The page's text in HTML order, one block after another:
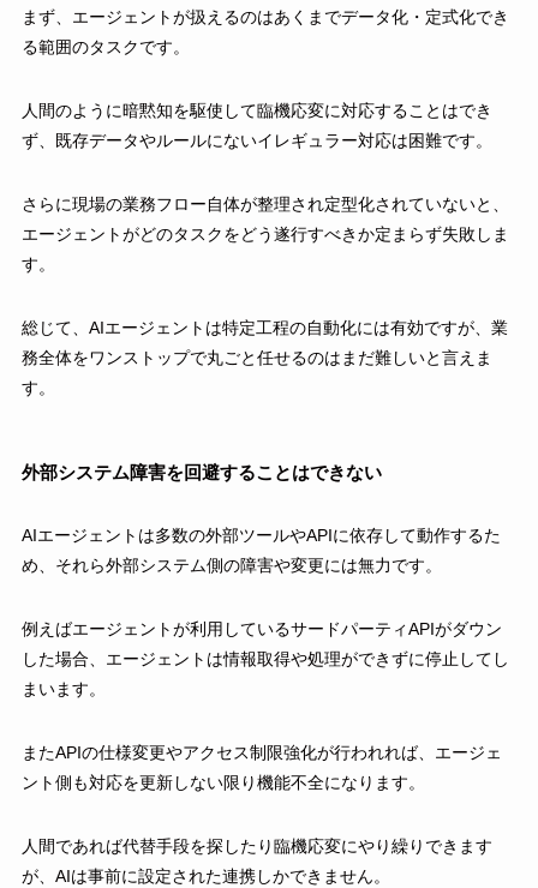
まず、エージェントが扱えるのはあくまでデータ化・定式化でき
る範囲のタスクです。
人間のように暗黙知を駆使して臨機応変に対応することはでき
ず、既存データやルールにないイレギュラー対応は困難です。
さらに現場の業務フロー自体が整理され定型化されていないと、
エージェントがどのタスクをどう遂行すべきか定まらず失敗しま
す。
総じて、AIエージェントは特定工程の自動化には有効ですが、業
務全体をワンストップで丸ごと任せるのはまだ難しいと言えま
す。
外部システム障害を回避することはできない
AIエージェントは多数の外部ツールやAPIに依存して動作するた
め、それら外部システム側の障害や変更には無力です。
例えばエージェントが利用しているサードパーティAPIがダウン
した場合、エージェントは情報取得や処理ができずに停止してし
まいます。
またAPIの仕様変更やアクセス制限強化が行われれば、エージェ
ント側も対応を更新しない限り機能不全になります。
人間であれば代替手段を探したり臨機応変にやり繰りできます
が、AIは事前に設定された連携しかできません。